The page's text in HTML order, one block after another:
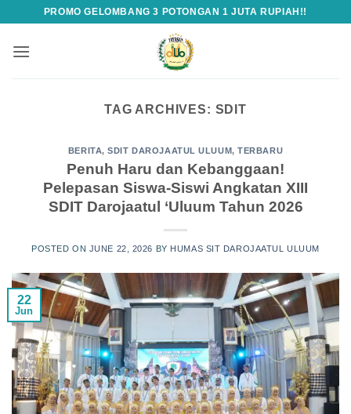
content
PROMO GELOMBANG 3 POTONGAN 1 JUTA RUPIAH!!
TAG ARCHIVES: SDIT
BERITA,SDIT DAROJAATUL ULUUM,TERBARU
Penuh Haru dan Kebanggaan!
Pelepasan Siswa-Siswi Angkatan XIII
SDIT Darojaatul ‘Uluum Tahun 2026
POSTED ON JUNE 22, 2026 BY HUMAS SIT DAROJAATUL ULUUM
22
Jun